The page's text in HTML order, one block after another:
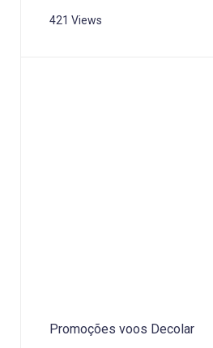
421 Views
Promoções voos Decolar